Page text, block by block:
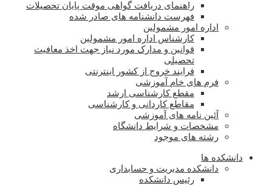
راهنمای دریافت گواهی موقت پایان تحصیلات
فهرست دانشنامه های صادر شده
اداره امور مشمولین
کارشناس اداره امور مشمولین
قوانین و مدارک مورد نیاز جهت اخذ معافیت
تحصیلی
فرایند خروج از کشور اینترنتی
فرم های خام آموزشی
مقطع کارشناسی ارشد
مقاطع کاردانی و کارشناسی
آئین نامه های آموزشی
مشخصات و شرایط دانشگاه
رشته های موجود
دانشکده ها
دانشکده مدیریت و حسابداری
رئیس دانشکده